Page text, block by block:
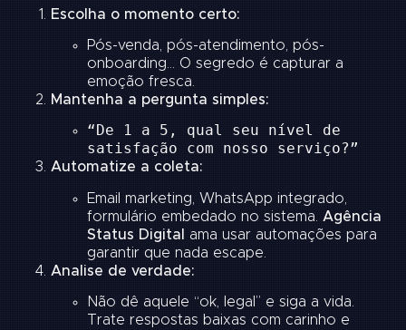
Escolha o momento certo:
Pós-venda, pós-atendimento, pós-
onboarding… O segredo é capturar a
emoção fresca.
Mantenha a pergunta simples:
“De 1 a 5, qual seu nível de
satisfação com nosso serviço?”
Automatize a coleta:
Email marketing, WhatsApp integrado,
formulário embedado no sistema. Agência
Status Digital
ama usar automações para
garantir que nada escape.
Analise de verdade:
Não dê aquele “ok, legal” e siga a vida.
Trate respostas baixas com carinho e